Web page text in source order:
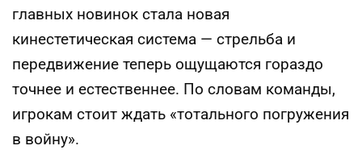
главных новинок стала новая
кинестетическая система — стрельба и
передвижение теперь ощущаются гораздо
точнее и естественнее. По словам команды,
игрокам стоит ждать «тотального погружения
в войну».